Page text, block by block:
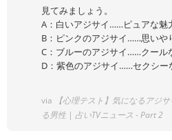
見てみましょう。
A：白いアジサイ……ピュアな魅
B：ピンクのアジサイ……思いや
C：ブルーのアジサイ……クール
D：紫色のアジサイ……セクシー
via
【心理テスト】気になるアジ
る男性 | 占いTVニュース - Part 2